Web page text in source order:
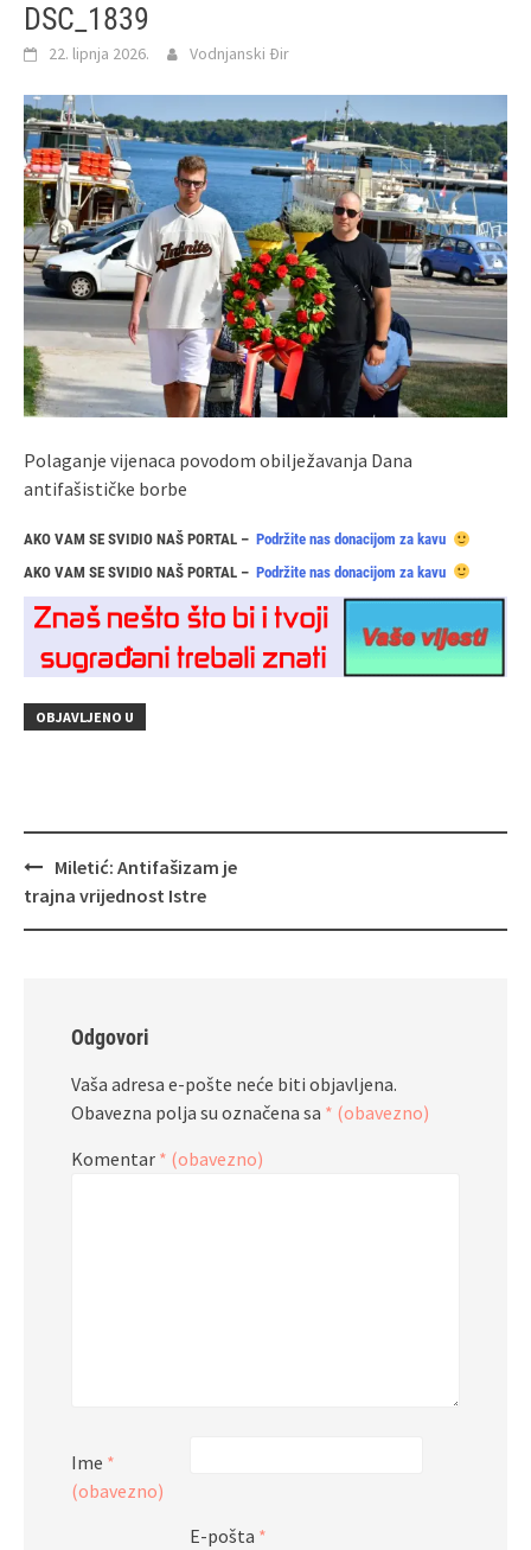
DSC_1839
22. lipnja 2026. Vodnjanski Đir
Polaganje vijenaca povodom obilježavanja Dana
antifašističke borbe
AKO VAM SE SVIDIO NAŠ PORTAL – Podržite nas donacijom za kavu
AKO VAM SE SVIDIO NAŠ PORTAL – Podržite nas donacijom za kavu
OBJAVLJENO U
Navigacija
objava
Miletić: Antifašizam je
trajna vrijednost Istre
Odgovori
Vaša adresa e-pošte neće biti objavljena.
Obavezna polja su označena sa * (obavezno)
Komentar * (obavezno)
Ime *
(obavezno)
E-pošta *